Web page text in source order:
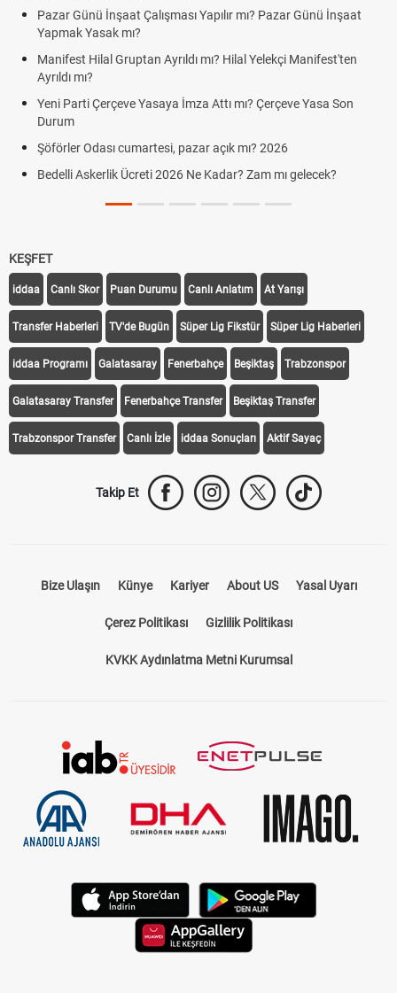
Pazar Günü İnşaat Çalışması Yapılır mı? Pazar Günü İnşaat
Yapmak Yasak mı?
Manifest Hilal Gruptan Ayrıldı mı? Hilal Yelekçi Manifest'ten
Ayrıldı mı?
Yeni Parti Çerçeve Yasaya İmza Attı mı? Çerçeve Yasa Son
Durum
Şöförler Odası cumartesi, pazar açık mı? 2026
Bedelli Askerlik Ücreti 2026 Ne Kadar? Zam mı gelecek?
KEŞFET
iddaa Canlı Skor Puan Durumu Canlı Anlatım At Yarışı
Transfer Haberleri TV'de Bugün Süper Lig Fikstür Süper Lig Haberleri
iddaa Programı Galatasaray Fenerbahçe Beşiktaş Trabzonspor
Galatasaray Transfer Fenerbahçe Transfer Beşiktaş Transfer
Trabzonspor Transfer Canlı İzle iddaa Sonuçları Aktif Sayaç
Takip Et
Bize Ulaşın Künye Kariyer About US Yasal Uyarı
Çerez Politikası Gizlilik Politikası
KVKK Aydınlatma Metni Kurumsal